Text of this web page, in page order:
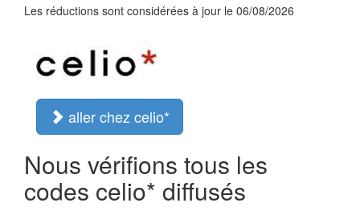
Les réductions sont considérées à jour le 06/08/2026
aller chez celio*
Nous vérifions tous les
codes celio* diffusés